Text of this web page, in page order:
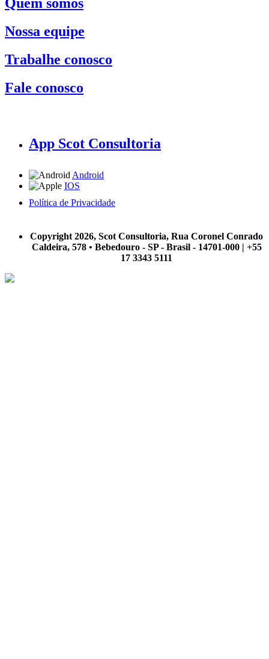
Nossa equipe
Trabalhe conosco
Fale conosco
App Scot Consultoria
Android
IOS
Política de Privacidade
Copyright 2026, Scot Consultoria, Rua Coronel Conrado
Caldeira, 578 • Bebedouro - SP - Brasil - 14701-000 | +55
17 3343 5111